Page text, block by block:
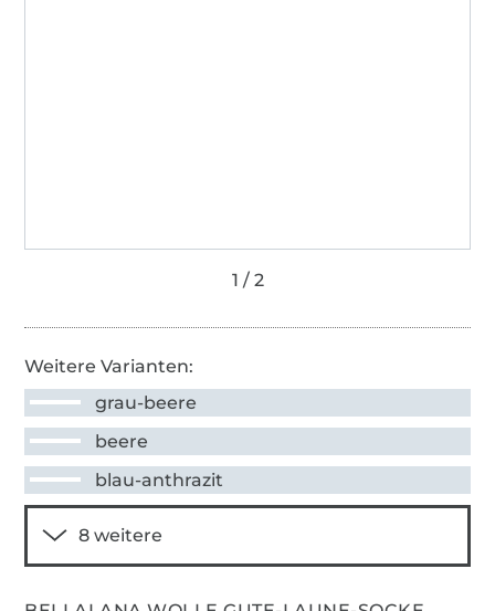
Weitere Varianten:
grau-beere
beere
blau-anthrazit